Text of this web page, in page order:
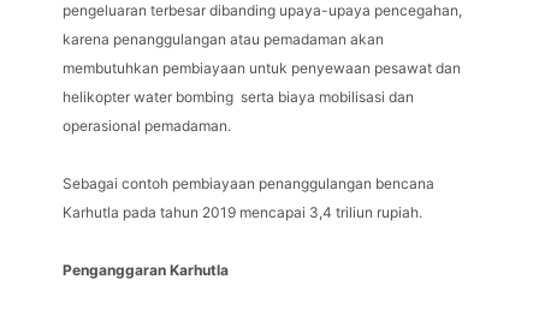
pengeluaran terbesar dibanding upaya-upaya pencegahan,
karena penanggulangan atau pemadaman akan
membutuhkan pembiayaan untuk penyewaan pesawat dan
helikopter water bombing serta biaya mobilisasi dan
operasional pemadaman.
Sebagai contoh pembiayaan penanggulangan bencana
Karhutla pada tahun 2019 mencapai 3,4 triliun rupiah.
Penganggaran Karhutla